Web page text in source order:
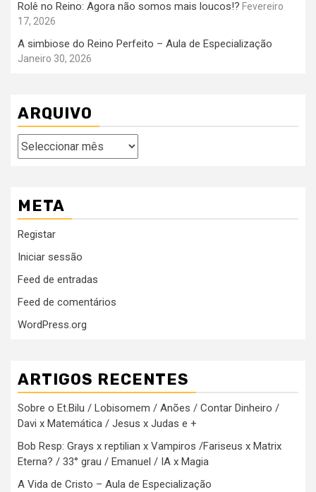
Rolê no Reino: Agora não somos mais loucos!? Fevereiro
17, 2026
A simbiose do Reino Perfeito – Aula de Especialização
Janeiro 30, 2026
ARQUIVO
Arquivo
META
Registar
Iniciar sessão
Feed de entradas
Feed de comentários
WordPress.org
ARTIGOS RECENTES
Sobre o Et.Bilu / Lobisomem / Anões / Contar Dinheiro /
Davi x Matemática / Jesus x Judas e +
Bob Resp: Grays x reptilian x Vampiros /Fariseus x Matrix
Eterna? / 33° grau / Emanuel / IA x Magia
A Vida de Cristo – Aula de Especialização